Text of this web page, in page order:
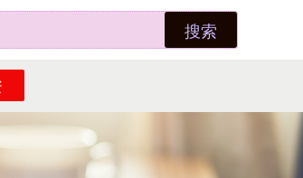
搜索